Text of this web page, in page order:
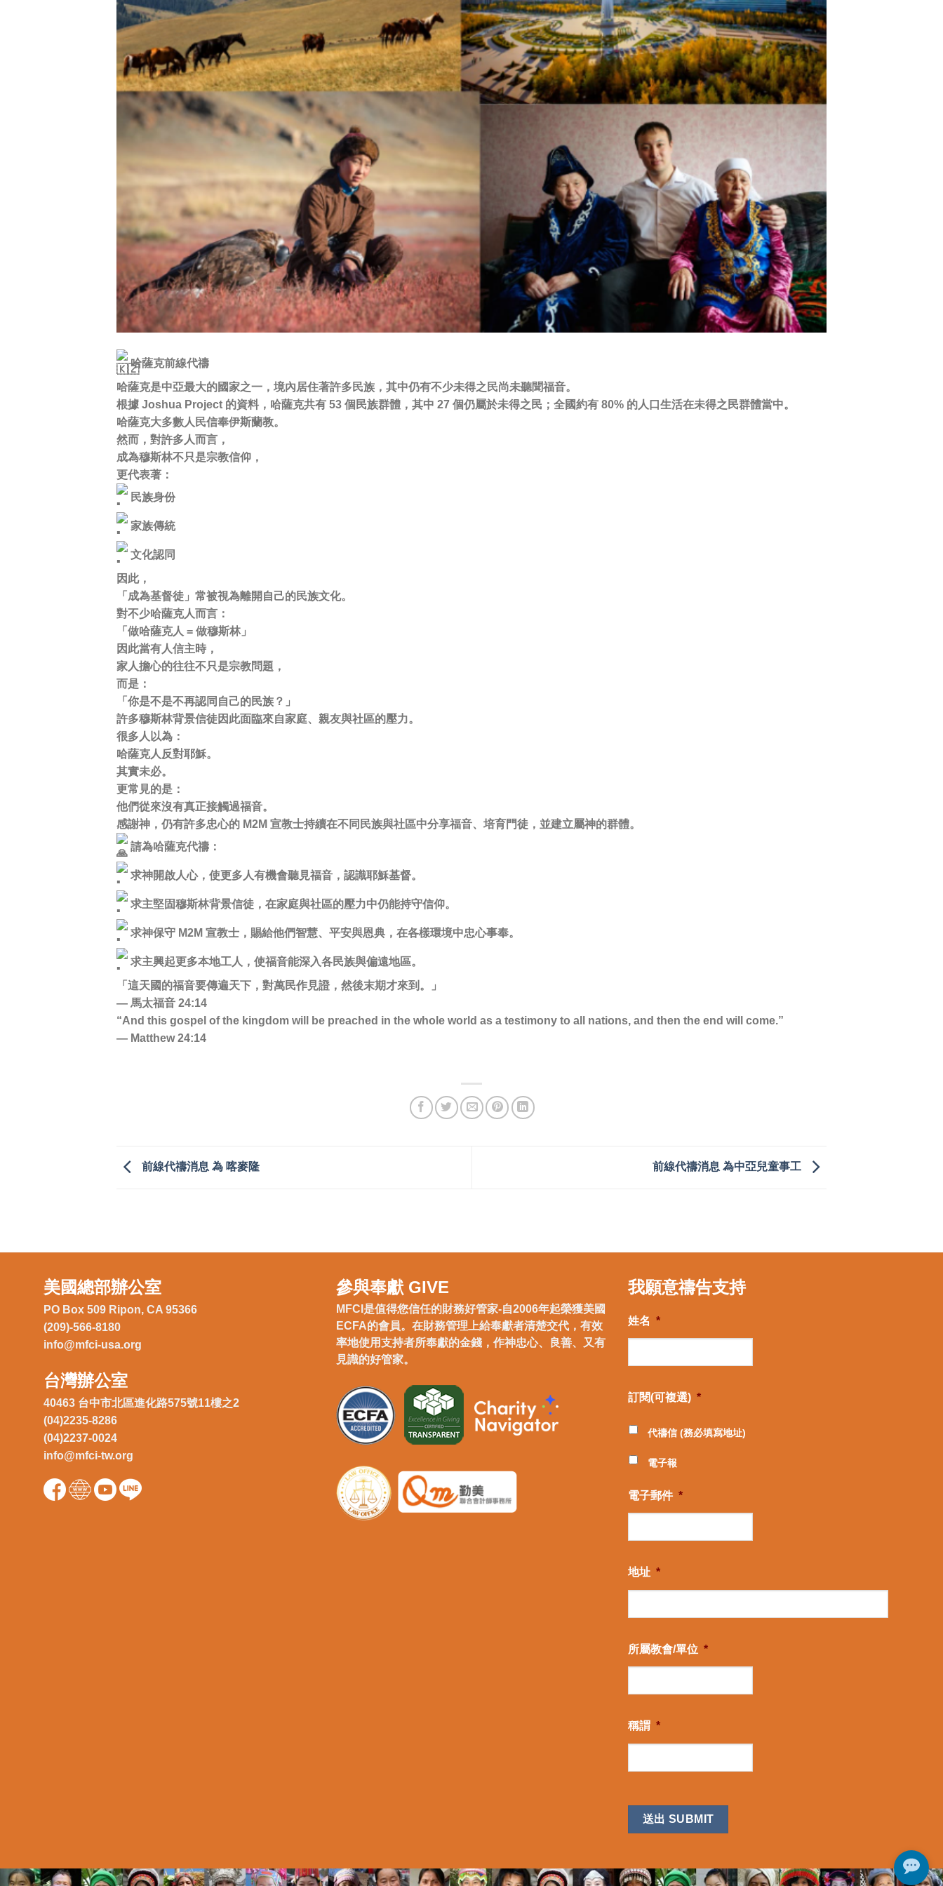
哈薩克前線代禱
哈薩克是中亞最大的國家之一，境內居住著許多民族，其中仍有不少未得之民尚未聽聞福音。
根據 Joshua Project 的資料，哈薩克共有 53 個民族群體，其中 27 個仍屬於未得之民；全國約有 80% 的人口生活在未得之民群體當中。
哈薩克大多數人民信奉伊斯蘭教。
然而，對許多人而言，
成為穆斯林不只是宗教信仰，
更代表著：
民族身份
家族傳統
文化認同
因此，
「成為基督徒」常被視為離開自己的民族文化。
對不少哈薩克人而言：
「做哈薩克人 = 做穆斯林」
因此當有人信主時，
家人擔心的往往不只是宗教問題，
而是：
「你是不是不再認同自己的民族？」
許多穆斯林背景信徒因此面臨來自家庭、親友與社區的壓力。
很多人以為：
哈薩克人反對耶穌。
其實未必。
更常見的是：
他們從來沒有真正接觸過福音。
感謝神，仍有許多忠心的 M2M 宣教士持續在不同民族與社區中分享福音、培育門徒，並建立屬神的群體。
請為哈薩克代禱：
求神開啟人心，使更多人有機會聽見福音，認識耶穌基督。
求主堅固穆斯林背景信徒，在家庭與社區的壓力中仍能持守信仰。
求神保守 M2M 宣教士，賜給他們智慧、平安與恩典，在各樣環境中忠心事奉。
求主興起更多本地工人，使福音能深入各民族與偏遠地區。
「這天國的福音要傳遍天下，對萬民作見證，然後末期才來到。」
— 馬太福音 24:14
“And this gospel of the kingdom will be preached in the whole world as a testimony to all nations, and then the end will come.”
— Matthew 24:14
前線代禱消息 為 喀麥隆 前線代禱消息 為中亞兒童事工
美國總部辦公室
PO Box 509 Ripon, CA 95366
(209)-566-8180
info@mfci-usa.org
台灣辦公室
40463 台中市北區進化路575號11樓之2
(04)2235-8286
(04)2237-0024
info@mfci-tw.org
參與奉獻 GIVE
MFCI是值得您信任的財務好管家-自2006年起榮獲美國
ECFA的會員。在財務管理上給奉獻者清楚交代，有效
率地使用支持者所奉獻的金錢，作神忠心、良善、又有
見識的好管家。
我願意禱告支持
姓名 *
訂閱(可複選) *
代禱信 (務必填寫地址)
電子報
電子郵件 *
地址 *
所屬教會/單位 *
稱謂 *